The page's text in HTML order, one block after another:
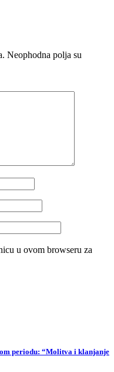
Neophodna polja su
u ovom browseru za
periodu: “Molitva i klanjanje